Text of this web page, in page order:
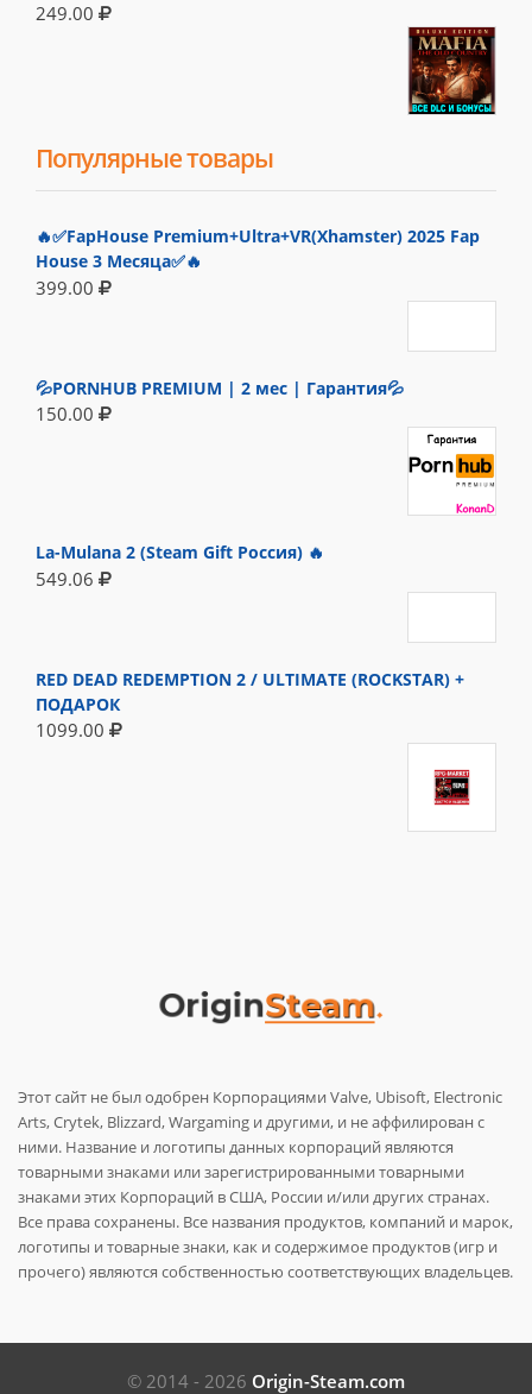
249.00
Популярные товары
🔥✅FapHouse Premium+Ultra+VR(Xhamster) 2025 Fap
House 3 Месяца✅🔥
399.00
💦PORNHUB PREMIUM | 2 мес | Гарантия💦
150.00
La-Mulana 2 (Steam Gift Россия) 🔥
549.06
RED DEAD REDEMPTION 2 / ULTIMATE (ROCKSTAR) +
ПОДАРОК
1099.00
Этот сайт не был одобрен Корпорациями Valve, Ubisoft, Electronic
Arts, Crytek, Blizzard, Wargaming и другими, и не аффилирован с
ними. Название и логотипы данных корпораций являются
товарными знаками или зарегистрированными товарными
знаками этих Корпораций в США, России и/или других странах.
Все права сохранены. Все названия продуктов, компаний и марок,
логотипы и товарные знаки, как и содержимое продуктов (игр и
прочего) являются собственностью соответствующих владельцев.
© 2014 - 2026 Origin-Steam.com